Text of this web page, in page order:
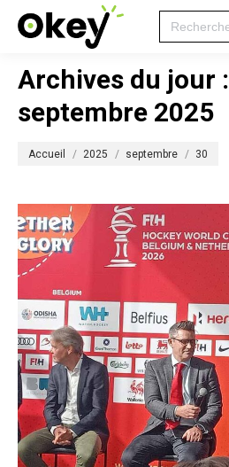
Search
for:
Archives du jour :
septembre 2025
Accueil 2025 septembre 30